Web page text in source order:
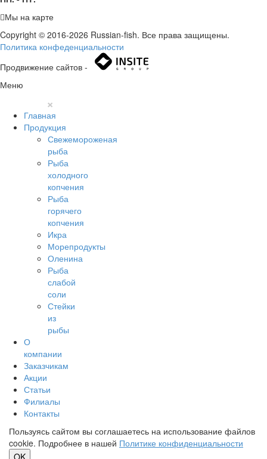
Мы на карте
Copyright © 2016-2026 Russian-fish. Все права защищены.
Политика конфеденциальности
Продвижение сайтов -
Меню
×
Главная
Продукция
Свежемороженая
рыба
Рыба
холодного
копчения
Рыба
горячего
копчения
Икра
Морепродукты
Оленина
Рыба
слабой
соли
Стейки
из
рыбы
О
компании
Заказчикам
Акции
Статьи
Филиалы
Контакты
Пользуясь сайтом вы соглашаетесь на использование файлов
cookie. Подробнее в нашей Политике конфиденциальности
OK